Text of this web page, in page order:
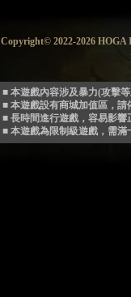
Copyright© 2022-2026
■ 本遊戲內容涉及暴力(攻擊
■ 本遊戲設有商城加值區，
■ 長時間進行遊戲，容易影
■ 本遊戲為限制級遊戲，需